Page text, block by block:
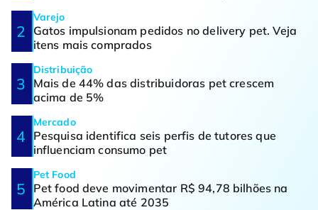
Varejo
Gatos impulsionam pedidos no delivery pet. Veja
itens mais comprados
Distribuição
Mais de 44% das distribuidoras pet crescem
acima de 5%
Mercado
Pesquisa identifica seis perfis de tutores que
influenciam consumo pet
Pet Food
Pet food deve movimentar R$ 94,78 bilhões na
América Latina até 2035